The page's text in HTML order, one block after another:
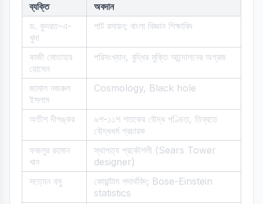
ব্যক্তি
অবদান
ড. কুদরত-এ-
খুদা
পাট রসায়ন; বাংলা বিজ্ঞান শিক্ষাবিদ
কাজী মোতাহার
হোসেন
পরিসংখ্যান, বুদ্ধির মুক্তি আন্দোলনের অগ্রজ
জামাল নজরুল
ইসলাম
Cosmology, Black hole
অতীশ দীপঙ্কর
৯শ-১১শ শতকের বৌদ্ধ পণ্ডিত, তিব্বতে
বৌদ্ধধর্ম প্রচারক
ফজলুর রহমান
খান
স্থাপত্য প্রকৌশলী (Sears Tower
designer)
সত্যেন বসু
কোয়ান্টাম পদার্থবিদ; Bose-Einstein
statistics